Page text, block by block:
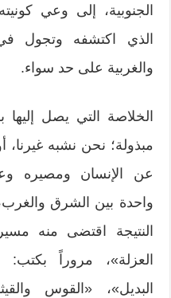
الجنوبية، إلى وعي
الذي اكتشفه وتجول
والغربية على حد سواء.
الخلاصة التي يصل
مبذولة؛ نحن نشبه غيرنا،
عن الإنسان ومصيره
واحدة بين الشرق
النتيجة اقتضى منه
العزلة»، مروراً بكتب:
البديل»، «القوس